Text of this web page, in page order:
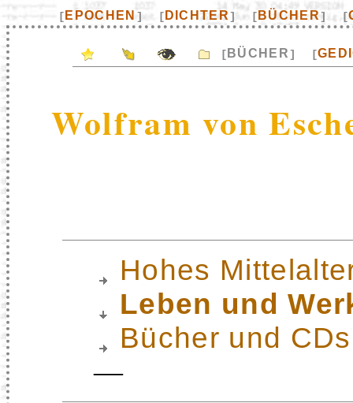
[ EPOCHEN ] [ DICHTER] [ BÜCHER] [
[ BÜCHER] [
Wolfram von
Hohes
Leben und
Bücher und CDs
—